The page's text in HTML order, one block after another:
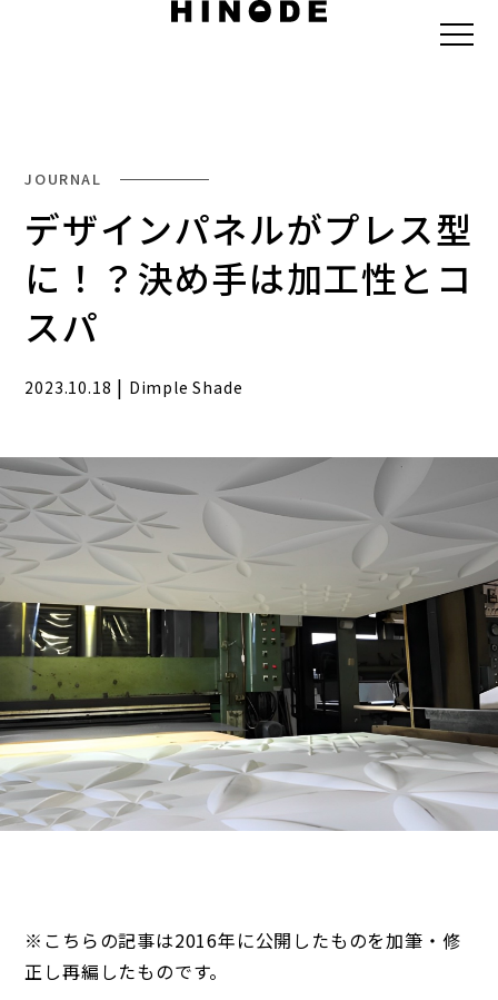
JOURNAL
デザインパネルがプレス型
に！？決め手は加工性とコ
スパ
2023.10.18 | Dimple Shade
※こちらの記事は2016年に公開したものを加筆・修
正し再編したものです。